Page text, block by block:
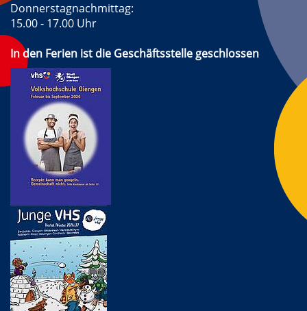
Donnerstagnachmittag:
15.00 - 17.00 Uhr
In den Ferien ist die Geschäftsstelle geschlossen